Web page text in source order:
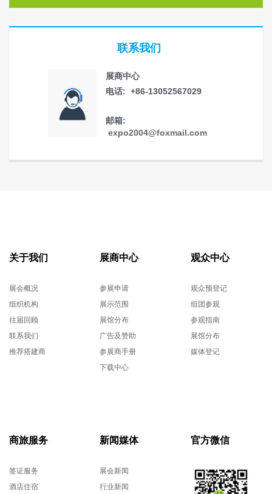
联系我们
展商中心
电话: +86-13052567029
邮箱:
expo2004@foxmail.com
关于我们
展会概况
组织机构
往届回顾
联系我们
推荐搭建商
展商中心
参展申请
展示范围
展馆分布
广告及赞助
参展商手册
下载中心
观众中心
观众预登记
组团参观
参观指南
展馆分布
媒体登记
商旅服务
签证服务
酒店住宿
新闻媒体
展会新闻
行业新闻
官方微信